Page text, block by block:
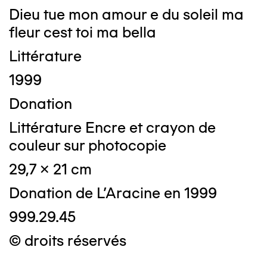
Dieu tue mon amour e du soleil ma
fleur cest toi ma bella
Littérature
1999
Donation
Littérature Encre et crayon de
couleur sur photocopie
29,7 x 21 cm
Donation de L'Aracine en 1999
999.29.45
© droits réservés